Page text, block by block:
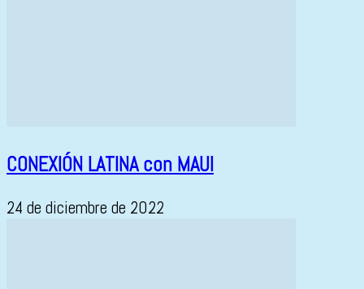
CONEXIÓN LATINA con MAUI
24 de diciembre de 2022